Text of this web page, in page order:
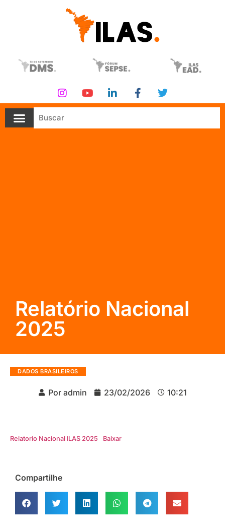
Relatório Nacional
2025
DADOS BRASILEIROS
Poradmin 23/02/2026 10:21
Relatorio Nacional ILAS 2025 Baixar
Compartilhe